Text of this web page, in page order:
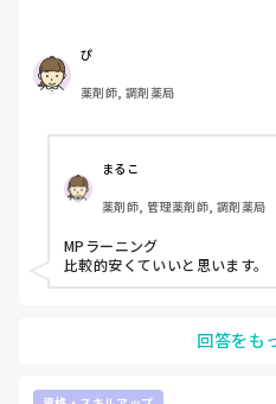
ぴ
薬剤師, 調剤薬局
まるこ
薬剤師, 管理薬剤師, 調剤薬局
MPラーニング
比較的安くていいと思います。
回答をも